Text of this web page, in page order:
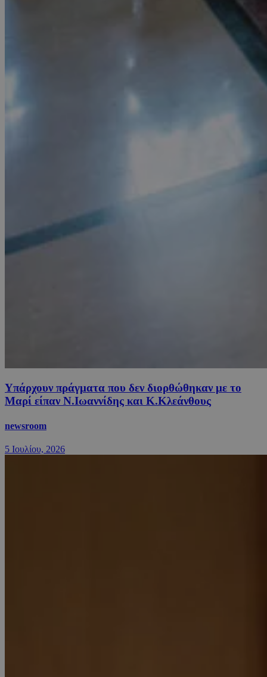
Υπάρχουν πράγματα που δεν διορθώθηκαν με το
Μαρί είπαν Ν.Ιωαννίδης και Κ.Κλεάνθους
newsroom
5 Ιουλίου, 2026